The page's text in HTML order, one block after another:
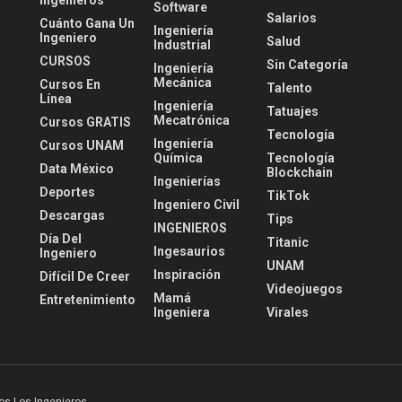
Cuánto Gana Un
Ingeniero
CURSOS
Cursos En
Línea
Cursos GRATIS
Cursos UNAM
Data México
Deportes
Descargas
Día Del
Ingeniero
Difícil De Creer
Entretenimiento
Software
Ingeniería
Industrial
Ingeniería
Mecánica
Ingeniería
Mecatrónica
Ingeniería
Química
Ingenierías
Ingeniero Civil
INGENIEROS
Ingesaurios
Inspiración
Mamá
Ingeniera
Salarios
Salud
Sin Categoría
Talento
Tatuajes
Tecnología
Tecnología
Blockchain
TikTok
Tips
Titanic
UNAM
Videojuegos
Virales